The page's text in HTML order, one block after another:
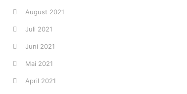
August 2021
Juli 2021
Juni 2021
Mai 2021
April 2021